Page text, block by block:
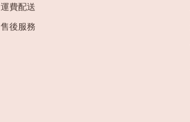
運費配送
售後服務